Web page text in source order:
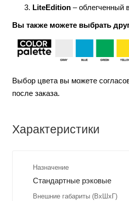
LiteEdition – облегченный
Вы также можете выбрать
Выбор цвета вы можете
после заказа.
Характеристики
Назначение
Стандартные рэковые
Внешние габариты (ВхШхГ)